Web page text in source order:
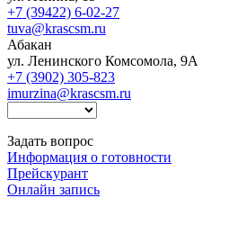
+7 (39422) 6-02-27
tuva@krascsm.ru
Абакан
ул. Ленинского Комсомола, 9А
+7 (3902) 305-823
imurzina@krascsm.ru
Задать вопрос
Информация о готовности
Прейскурант
Онлайн запись